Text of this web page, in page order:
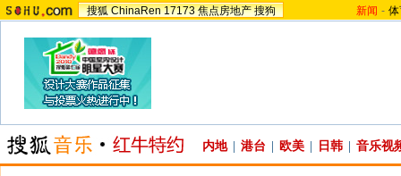
搜狐 ChinaRen 17173 焦点房地产 搜狗 新闻 -
内地 港台 欧美 日韩 音乐视